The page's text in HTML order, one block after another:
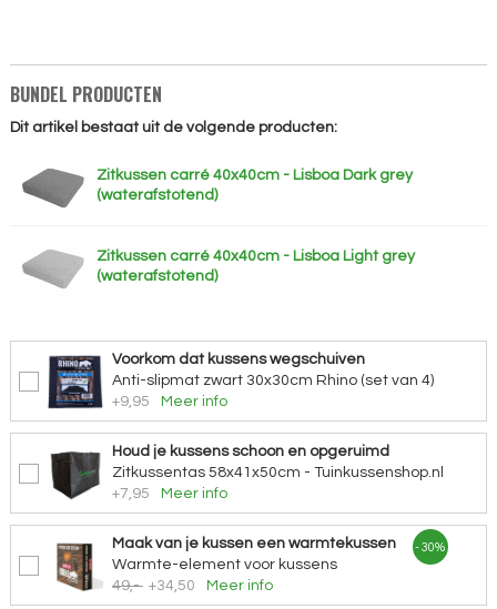
BUNDEL PRODUCTEN
Dit artikel bestaat uit de volgende producten:
Zitkussen carré 40x40cm - Lisboa Dark grey
(waterafstotend)
Zitkussen carré 40x40cm - Lisboa Light grey
(waterafstotend)
Voorkom dat kussens wegschuiven
Anti-slipmat zwart 30x30cm Rhino (set van 4)
+9,95
Meer info
Houd je kussens schoon en opgeruimd
Zitkussentas 58x41x50cm - Tuinkussenshop.nl
+7,95
Meer info
Maak van je kussen een warmtekussen
Warmte-element voor kussens
49,- +34,50 Meer info
- 30%